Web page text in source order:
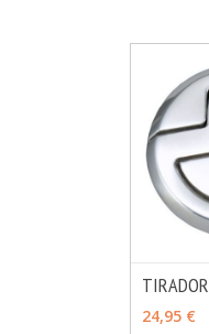
TIRADOR
24,95 €